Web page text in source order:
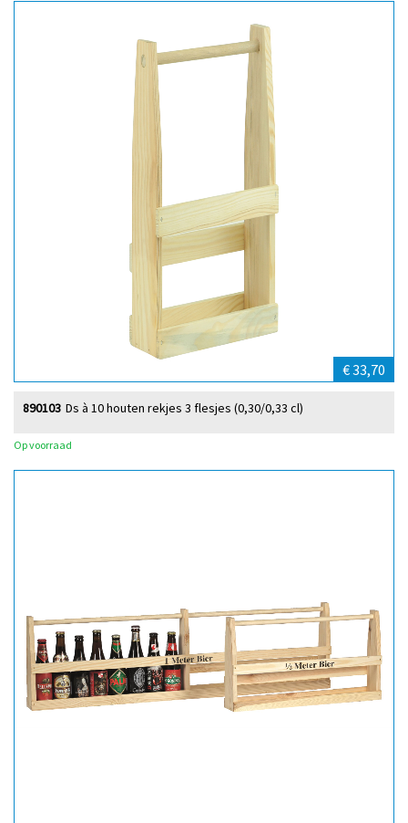
€ 33,70
Ds à 10 houten rekjes 3 flesjes (0,30/0,33 cl)
890103
Op voorraad